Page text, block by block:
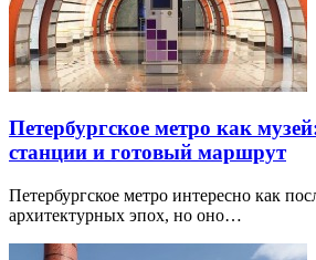
Петербургское метро как
станции и готовый маршрут
Петербургское метро интересно как
архитектурных эпох, но оно…